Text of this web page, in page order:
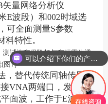
矢量网络分析仪
E波段）和002时域选
可全面测量S参数
料特性。
，替代传统同轴传导测
VNA两端口，发射与
面波，工作于E波段
可以介绍下你们的产品么？